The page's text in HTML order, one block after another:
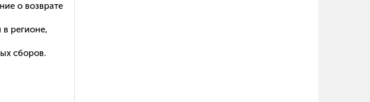
о возврате
регионе,
сборов.